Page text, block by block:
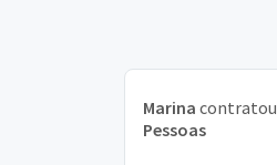
Marina contratou
Pessoas